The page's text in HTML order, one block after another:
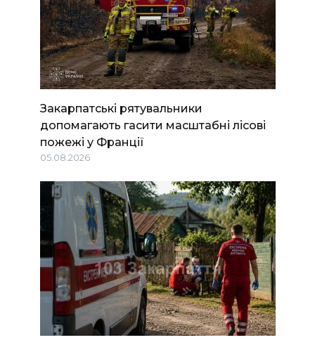
Закарпатські рятувальники
допомагають гасити масштабні лісові
пожежі у Франції
05.08.2026